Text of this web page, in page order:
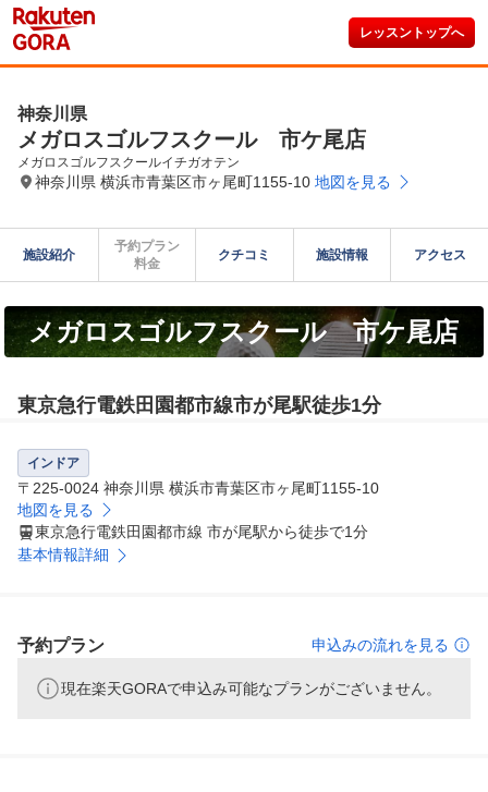
レッスントップへ
神奈川県
メガロスゴルフスクール 市ケ尾店
メガロスゴルフスクールイチガオテン
神奈川県 横浜市青葉区市ヶ尾町1155-10 地図を見る
施設紹介
予約プラン
料金
クチコミ 施設情報 アクセス
メガロスゴルフスクール 市ケ尾店
東京急行電鉄田園都市線市が尾駅徒歩1分
インドア
〒225-0024 神奈川県 横浜市青葉区市ヶ尾町1155-10
地図を見る
東京急行電鉄田園都市線 市が尾駅から徒歩で1分
基本情報詳細
予約プラン 申込みの流れを見る
現在楽天GORAで申込み可能なプランがございません。